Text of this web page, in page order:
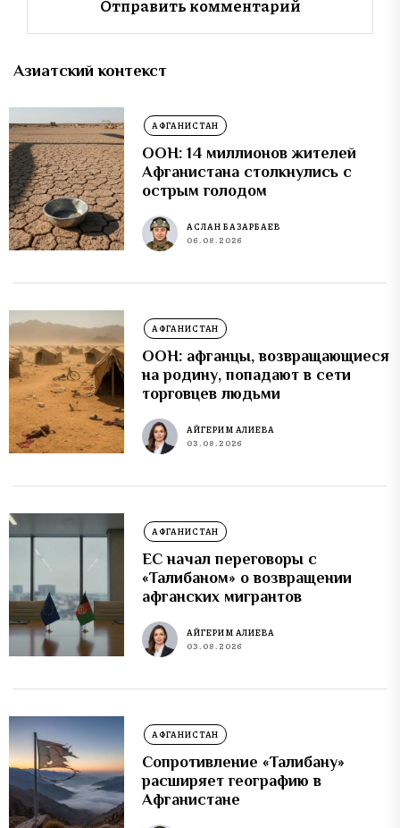
Азиатский контекст
АФГАНИСТАН
ООН: 14 миллионов жителей
Афганистана столкнулись с
острым голодом
АСЛАН БАЗАРБАЕВ
06.08.2026
АФГАНИСТАН
ООН: афганцы, возвращающиеся
на родину, попадают в сети
торговцев людьми
АЙГЕРИМ АЛИЕВА
03.08.2026
АФГАНИСТАН
ЕС начал переговоры с
«Талибаном» о возвращении
афганских мигрантов
АЙГЕРИМ АЛИЕВА
03.08.2026
АФГАНИСТАН
Сопротивление «Талибану»
расширяет географию в
Афганистане